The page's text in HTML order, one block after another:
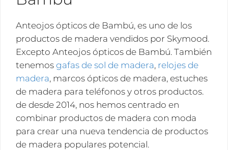
Anteojos ópticos de Bambú, es uno de los
productos de madera vendidos por Skymood.
Excepto Anteojos ópticos de Bambú. También
tenemos gafas de sol de madera, relojes de
madera, marcos ópticos de madera, estuches
de madera para teléfonos y otros productos.
de desde 2014, nos hemos centrado en
combinar productos de madera con moda
para crear una nueva tendencia de productos
de madera populares potencial.